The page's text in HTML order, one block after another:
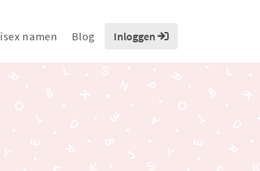
namen Blog Inloggen